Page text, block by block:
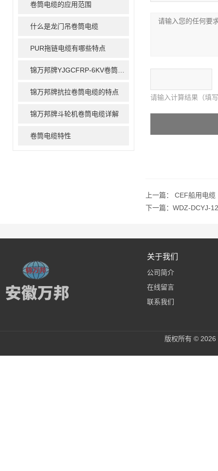
卷筒电缆的应用范围
什么是龙门吊卷筒电缆
PUR拖链电缆有哪些特点
锦万邦牌抗拉卷筒电缆的特点
锦万邦牌斗轮机卷筒电缆详解
卷筒电缆特性
请输入计算结果（填
上一篇： CEF船用电缆
下一篇： WDZ-DCYJ-
关于我们
公司简介
在线留言
联系我们
版权所有 ©